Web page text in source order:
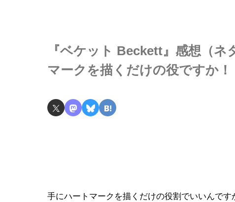
『ベケット Beckett』感想（
マークを描くだけの役ですか！
手にハートマークを描くだけの役割でいいんで